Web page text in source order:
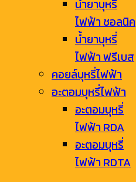
น้ำยาบุหรี่
ไฟฟ้า ซอลนิค
น้ำยาบุหรี่
ไฟฟ้า ฟรีเบส
คอยล์บุหรี่ไฟฟ้า
อะตอมบุหรี่ไฟฟ้า
อะตอมบุหรี่
ไฟฟ้า RDA
อะตอมบุหรี่
ไฟฟ้า RDTA